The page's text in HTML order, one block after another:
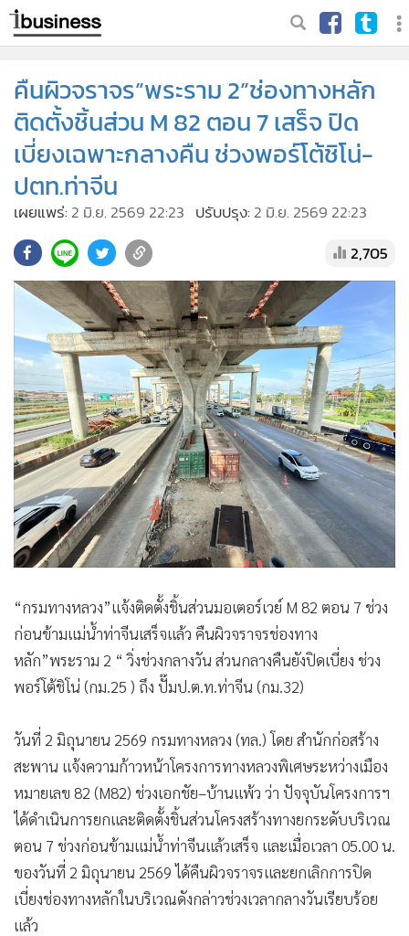
คืนผิวจราจร”พระราม 2”ช่องทางหลัก
ติดตั้งชิ้นส่วน M 82 ตอน 7 เสร็จ ปิด
เบี่ยงเฉพาะกลางคืน ช่วงพอร์โต้ชิโน่-
ปตท.ท่าจีน
เผยแพร่: 2 มิ.ย. 2569 22:23 ปรับปรุง: 2 มิ.ย. 2569 22:23
2,705
“กรมทางหลวง”แจ้งติดตั้งชิ้นส่วนมอเตอร์เวย์ M 82 ตอน 7 ช่วง
ก่อนข้ามแม่น้ำท่าจีนเสร็จแล้ว คืนผิวจราจรช่องทาง
หลัก”พระราม 2 “ วิ่งช่วงกลางวัน ส่วนกลางคืนยังปิดเบี่ยง ช่วง
พอร์โต้ชิโน่ (กม.25 ) ถึง ปั๊มป.ต.ท.ท่าจีน (กม.32)
วันที่ 2 มิถุนายน 2569 กรมทางหลวง (ทล.) โดย สำนักก่อสร้าง
สะพาน แจ้งความก้าวหน้าโครงการทางหลวงพิเศษระหว่างเมือง
หมายเลข 82 (M82) ช่วงเอกชัย–บ้านแพ้ว ว่า ปัจจุบันโครงการฯ
ได้ดำเนินการยกและติดตั้งชิ้นส่วนโครงสร้างทางยกระดับบริเวณ
ตอน 7 ช่วงก่อนข้ามแม่น้ำท่าจีนแล้วเสร็จ และเมื่อเวลา 05.00 น.
ของวันที่ 2 มิถุนายน 2569 ได้คืนผิวจราจรและยกเลิกการปิด
เบี่ยงช่องทางหลักในบริเวณดังกล่าวช่วงเวลากลางวันเรียบร้อย
แล้ว